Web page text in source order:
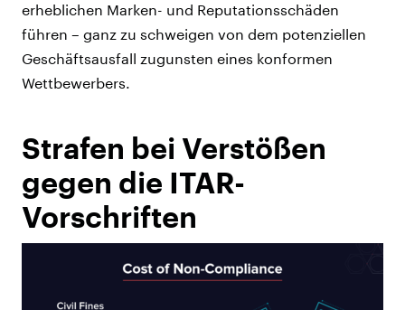
erheblichen Marken- und Reputationsschäden
führen – ganz zu schweigen von dem potenziellen
Geschäftsausfall zugunsten eines konformen
Wettbewerbers.
Strafen bei Verstößen
gegen die ITAR-
Vorschriften